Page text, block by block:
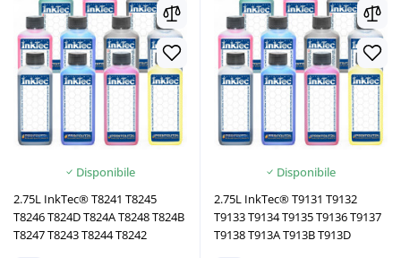
Disponibile
2.75L InkTec® T8241 T8245
T8246 T824D T824A T8248 T824B
T8247 T8243 T8244 T8242
Disponibile
2.75L InkTec® T9131 T9132
T9133 T9134 T9135 T9136 T9137
T9138 T913A T913B T913D